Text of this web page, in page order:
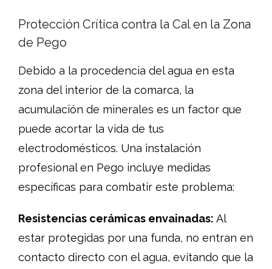
Protección Crítica contra la Cal en la Zona
de Pego
Debido a la procedencia del agua en esta
zona del interior de la comarca, la
acumulación de minerales es un factor que
puede acortar la vida de tus
electrodomésticos. Una instalación
profesional en Pego incluye medidas
específicas para combatir este problema:
Resistencias cerámicas envainadas: Al
estar protegidas por una funda, no entran en
contacto directo con el agua, evitando que la